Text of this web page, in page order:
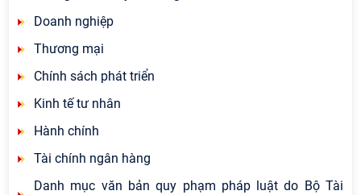
Doanh nghiệp
Thương mại
Chính sách phát triển
Kinh tế tư nhân
Hành chính
Tài chính ngân hàng
Danh mục văn bản quy phạm pháp luật do Bộ Tài